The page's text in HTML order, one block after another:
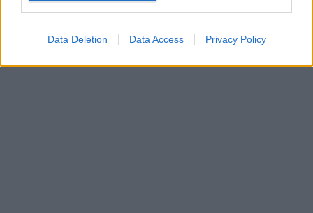
Data Deletion Data Access Privacy Policy